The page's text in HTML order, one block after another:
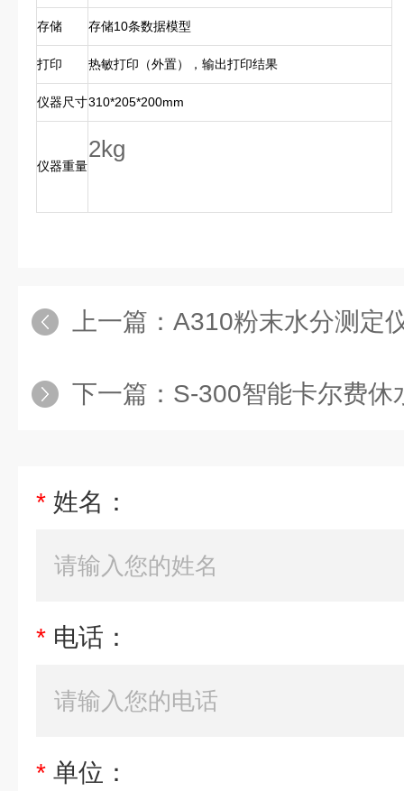
存储 存储10条数据模型
打印 热敏打印（外置），输出打印结果
仪器尺寸310*205*200mm
仪器重量
2kg
上一篇： A310粉末水分测定
下一篇： S-300智能卡尔费休
* 姓名：
* 电话：
* 单位：